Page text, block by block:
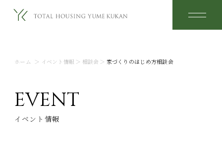
ホーム ＞ イベント情報 ＞ 相談会 ＞ 家づくりのはじめ方相談会
EVENT
イベント情報